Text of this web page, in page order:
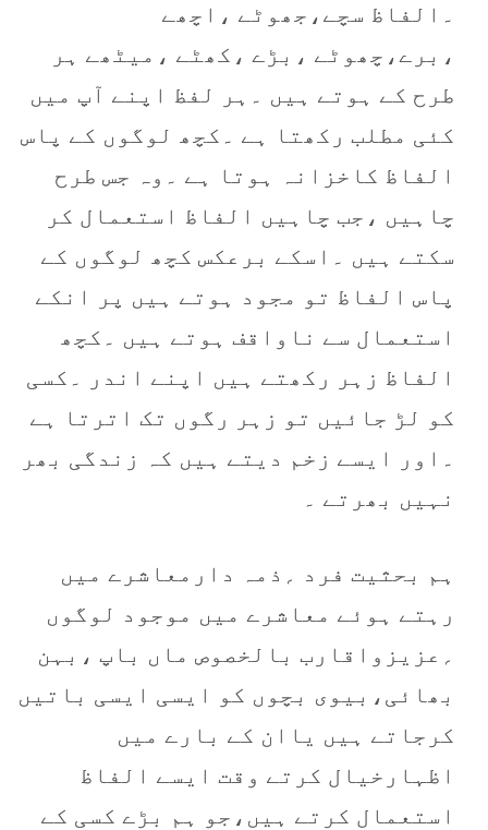
۔الفاظ سچے،جھوٹے ،اچھے
،برے،چھوٹے ،بڑے ،کھٹے ،میٹھے ہر
طرح کے ہوتے ہیں ۔ہر لفظ اپنے آپ میں
کئی مطلب رکھتا ہے ۔کچھ لوگوں کے پاس
الفاظ کاخزانہ ہوتا ہے ۔وہ جس طرح
چاہیں ،جب چاہیں الفاظ استعمال کر
سکتے ہیں ۔اسکے برعکس کچھ لوگوں کے
پاس الفاظ تو مجود ہوتے ہیں پر انکے
استعمال سے ناواقف ہوتے ہیں ۔کچھ
الفاظ زہر رکھتے ہیں اپنے اندر ۔کسی
کو لڑ جائیں تو زہر رگوں تک اترتا ہے
۔اور ایسے زخم دیتے ہیں کہ زندگی بھر
نہیں بھرتے ۔
ہم بحثیت فرد ؍ذمہ دارمعاشرے میں
رہتے ہوئے معاشرے میں موجود لوگوں
؍عزیزواقارب بالخصوص ماں باپ ،بہن
بھائی،بیوی بچوں کو ایسی ایسی باتیں
کرجاتے ہیں یاان کے بارے میں
اظہارخیال کرتے وقت ایسے الفاظ
استعمال کرتے ہیں،جو ہم بڑے کسی کے